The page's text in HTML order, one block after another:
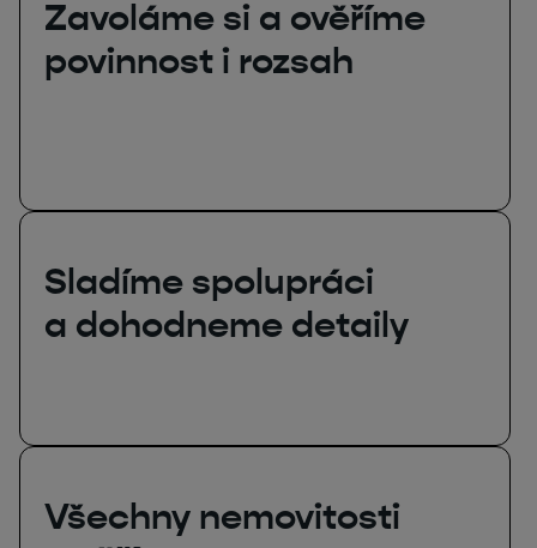
Zavoláme si a ověříme
povinnost i rozsah
Sladíme spolupráci
a dohodneme detaily
Všechny nemovitosti